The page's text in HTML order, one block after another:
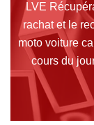
LVE
rachat et le
moto voiture
cours du